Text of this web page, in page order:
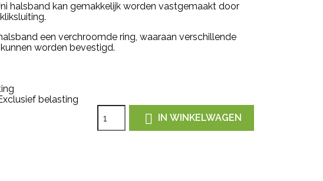
halsband kan gemakkelijk worden vastgemaakt door
een verchroomde ring, waaraan verschillende
worden bevestigd.
belasting
 IN WINKELWAGEN